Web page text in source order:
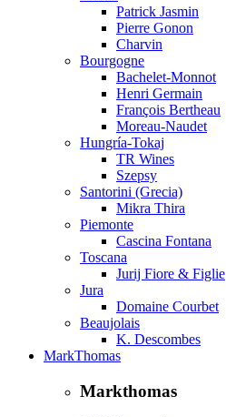
Patrick Jasmin
Pierre Gonon
Charvin
Bourgogne
Bachelet-Monnot
Henri Germain
François Bertheau
Moreau-Naudet
Hungría-Tokaj
TR Wines
Szepsy
Santorini (Grecia)
Mikra Thira
Piemonte
Cascina Fontana
Toscana
Jurij Fiore & Figlie
Jura
Domaine Courbet
Beaujolais
K. Descombes
MarkThomas
Markthomas